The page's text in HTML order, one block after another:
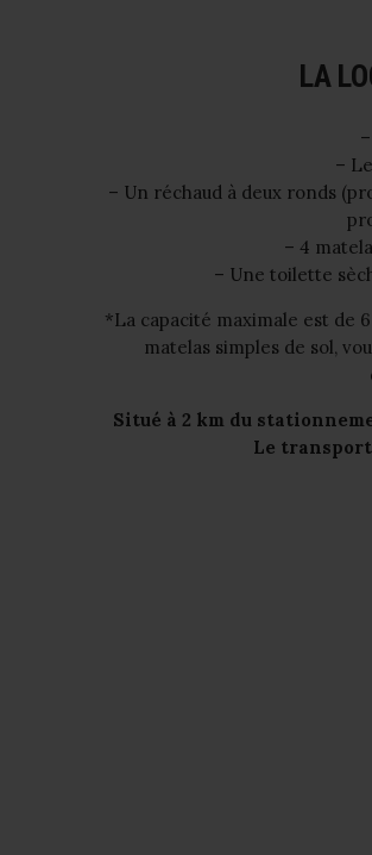
LA
–
– Un réchaud à deux ronds
– 4
– Une toilette
*La capacité maximale est de
matelas simples de sol,
Situé à 2 km du
Le